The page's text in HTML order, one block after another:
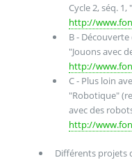
Cycle 2, séq. 1,
http://
B - Découverte
"Jouons avec
http://
C - Plus loin
"Robotique"
avec des
http://
Différents projets